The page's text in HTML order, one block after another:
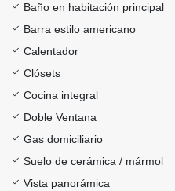
Baño en habitación principal
Barra estilo americano
Calentador
Clósets
Cocina integral
Doble Ventana
Gas domiciliario
Suelo de cerámica / mármol
Vista panorámica